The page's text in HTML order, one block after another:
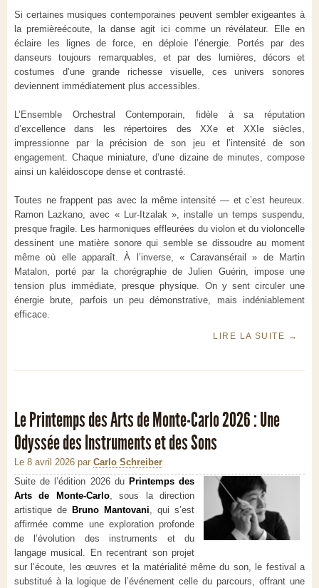
Si certaines musiques contemporaines peuvent sembler exigeantes à
la premièreécoute, la danse agit ici comme un révélateur. Elle en
éclaire les lignes de force, en déploie l’énergie. Portés par des
danseurs toujours remarquables, et par des lumières, décors et
costumes d’une grande richesse visuelle, ces univers sonores
deviennent immédiatement plus accessibles.
L’Ensemble Orchestral Contemporain, fidèle à sa réputation
d’excellence dans les répertoires des XXe et XXIe siècles,
impressionne par la précision de son jeu et l’intensité de son
engagement. Chaque miniature, d’une dizaine de minutes, compose
ainsi un kaléidoscope dense et contrasté.
Toutes ne frappent pas avec la même intensité — et c’est heureux.
Ramon Lazkano, avec « Lur-Itzalak », installe un temps suspendu,
presque fragile. Les harmoniques effleurées du violon et du violoncelle
dessinent une matière sonore qui semble se dissoudre au moment
même où elle apparaît. À l’inverse, « Caravansérail » de Martin
Matalon, porté par la chorégraphie de Julien Guérin, impose une
tension plus immédiate, presque physique. On y sent circuler une
énergie brute, parfois un peu démonstrative, mais indéniablement
efficace.
LIRE LA SUITE →
Le Printemps des Arts de Monte-Carlo 2026 : Une
Odyssée des Instruments et des Sons
Le 8 avril 2026 par Carlo Schreiber
Suite de l’édition 2026 du Printemps des
Arts de Monte-Carlo, sous la direction
artistique de Bruno Mantovani, qui s’est
affirmée comme une exploration profonde
de l’évolution des instruments et du
langage musical. En recentrant son projet
sur l’écoute, les œuvres et la matérialité même du son, le festival a
substitué à la logique de l’événement celle du parcours, offrant une